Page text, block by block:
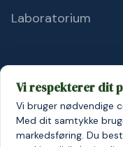
Laboratorium
© 2026 Symbion A/S
Vi respekterer dit
Vi bruger nødvendige
Med dit samtykke
markedsføring. Du